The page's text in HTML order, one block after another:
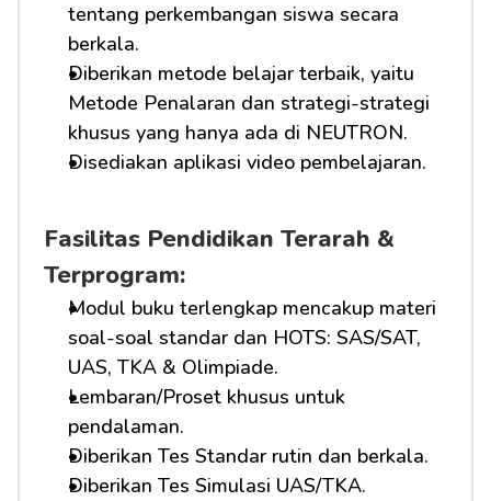
tentang perkembangan siswa secara
berkala.
Diberikan metode belajar terbaik, yaitu
Metode Penalaran dan strategi-strategi
khusus yang hanya ada di NEUTRON.
Disediakan aplikasi video pembelajaran.
Fasilitas Pendidikan Terarah &
Terprogram:
Modul buku terlengkap mencakup materi
soal-soal standar dan HOTS: SAS/SAT,
UAS, TKA & Olimpiade.
Lembaran/Proset khusus untuk
pendalaman.
Diberikan Tes Standar rutin dan berkala.
Diberikan Tes Simulasi UAS/TKA.